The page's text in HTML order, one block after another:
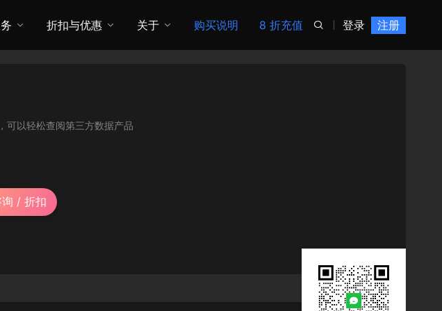
登录 注册

折扣与优惠 关于 购买说明 8 折充值
可以轻松查阅第三方数据产品
询 / 折扣